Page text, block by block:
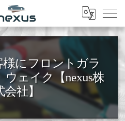
Menu
にフロントガラ
ェイク【nexus株
会社】